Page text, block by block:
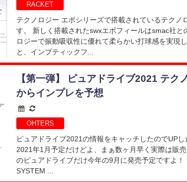
RACKET
テクノロジー エボシリーズで搭載されているテクノ
す。 新しく搭載されたswxエボフィールはsmac社と
ロジーで振動吸収性に優れて柔らかい打球感を実現
と、インブティックフ...
【第一弾】 ピュアドライブ2021 テク
からインプレを予想
OHTERS
ピュアドライブ2021の情報をキャッチしたのでUP
2021年1月予定だけどよ、まぁ数ヶ月早く実際は販
のピュアドライブだけ今年の9月に発売予定ですよ！
SYSTEM ...